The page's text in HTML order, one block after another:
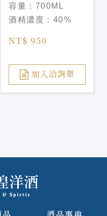
of Fiji Rum
容量： 700ML
酒精濃度： 40%
NT$ 950
加入洽詢單